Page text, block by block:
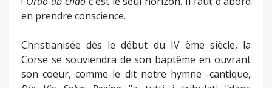
en prendre conscience.
Christianisée dès le début du IV ème siècle, la
Corse se souviendra de son baptême en ouvrant
son coeur, comme le dit notre hymne -cantique,